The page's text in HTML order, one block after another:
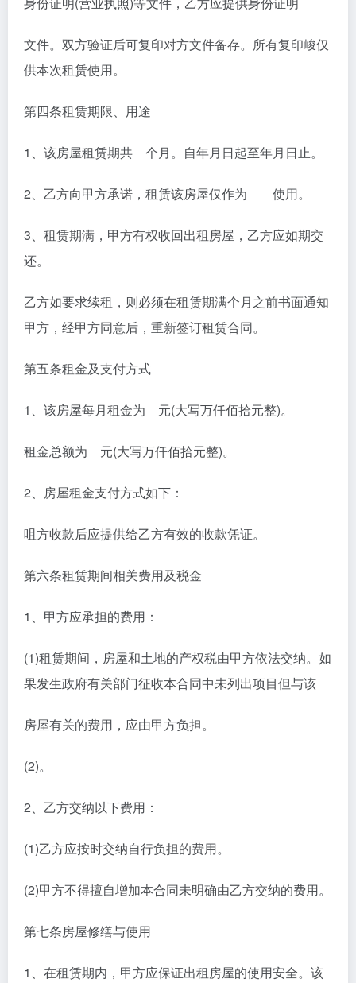
文件。双方验证后可复印对方文件备存。所有复印峻仅
供本次租赁使用。
第四条租赁期限、用途
1、该房屋租赁期共 个月。自年月日起至年月日止。
2、乙方向甲方承诺，租赁该房屋仅作为 使用。
3、租赁期满，甲方有权收回出租房屋，乙方应如期交
还。
乙方如要求续租，则必须在租赁期满个月之前书面通知
甲方，经甲方同意后，重新签订租赁合同。
第五条租金及支付方式
1、该房屋每月租金为 元(大写万仟佰拾元整)。
租金总额为 元(大写万仟佰拾元整)。
2、房屋租金支付方式如下：
咀方收款后应提供给乙方有效的收款凭证。
第六条租赁期间相关费用及税金
1、甲方应承担的费用：
(1)租赁期间，房屋和土地的产权税由甲方依法交纳。如
果发生政府有关部门征收本合同中未列出项目但与该
房屋有关的费用，应由甲方负担。
(2)。
2、乙方交纳以下费用：
(1)乙方应按时交纳自行负担的费用。
(2)甲方不得擅自增加本合同未明确由乙方交纳的费用。
第七条房屋修缮与使用
1、在租赁期内，甲方应保证出租房屋的使用安全。该